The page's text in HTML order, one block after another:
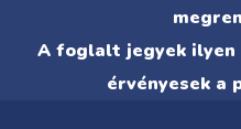
A foglalt jegyek ilyen
érvényesek a